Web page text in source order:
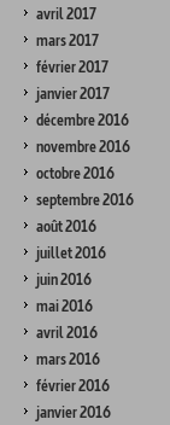
avril 2017
mars 2017
février 2017
janvier 2017
décembre 2016
novembre 2016
octobre 2016
septembre 2016
août 2016
juillet 2016
juin 2016
mai 2016
avril 2016
mars 2016
février 2016
janvier 2016